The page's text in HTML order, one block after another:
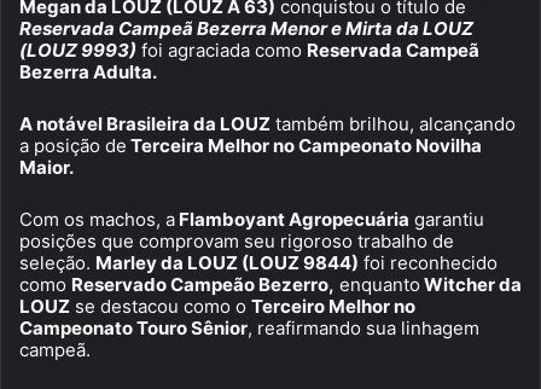
Megan da LOUZ (LOUZ A 63) conquistou o título de
Reservada Campeã Bezerra Menor e Mirta da LOUZ
(LOUZ 9993) foi agraciada como Reservada Campeã
Bezerra Adulta.
A notável Brasileira da LOUZ também brilhou, alcançando
a posição de Terceira Melhor no Campeonato Novilha
Maior.
Com os machos, a Flamboyant Agropecuária garantiu
posições que comprovam seu rigoroso trabalho de
seleção. Marley da LOUZ (LOUZ 9844) foi reconhecido
como Reservado Campeão Bezerro, enquanto Witcher da
LOUZ se destacou como o Terceiro Melhor no
Campeonato Touro Sênior, reafirmando sua linhagem
campeã.